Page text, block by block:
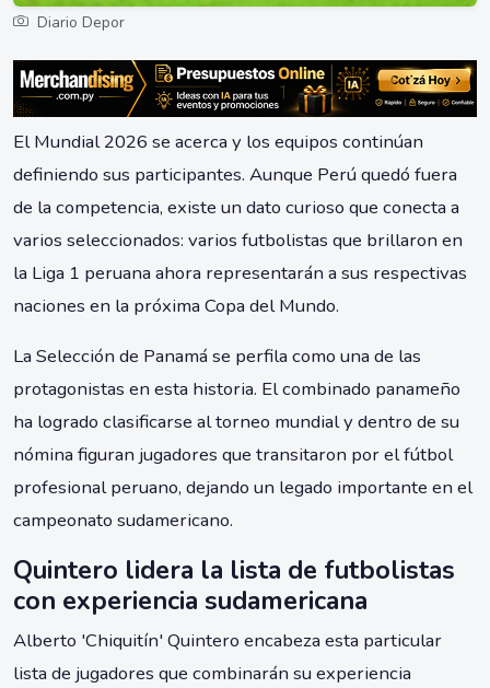
Diario Depor
El Mundial 2026 se acerca y los equipos continúan
definiendo sus participantes. Aunque Perú quedó fuera
de la competencia, existe un dato curioso que conecta a
varios seleccionados: varios futbolistas que brillaron en
la Liga 1 peruana ahora representarán a sus respectivas
naciones en la próxima Copa del Mundo.
La Selección de Panamá se perfila como una de las
protagonistas en esta historia. El combinado panameño
ha logrado clasificarse al torneo mundial y dentro de su
nómina figuran jugadores que transitaron por el fútbol
profesional peruano, dejando un legado importante en el
campeonato sudamericano.
Quintero lidera la lista de futbolistas
con experiencia sudamericana
Alberto 'Chiquitín' Quintero encabeza esta particular
lista de jugadores que combinarán su experiencia